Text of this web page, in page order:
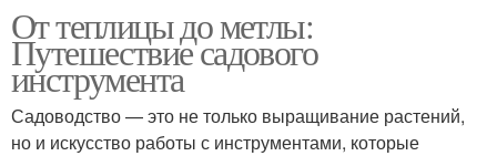
От теплицы до метлы:
Путешествие садового
инструмента
Садоводство — это не только выращивание растений,
но и искусство работы с инструментами, которые